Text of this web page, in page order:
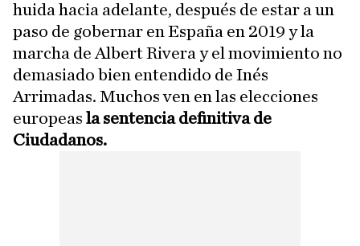
huida hacia adelante, después de estar a un
paso de gobernar en España en 2019 y la
marcha de Albert Rivera y el movimiento no
demasiado bien entendido de Inés
Arrimadas. Muchos ven en las elecciones
europeas la sentencia definitiva de
Ciudadanos.